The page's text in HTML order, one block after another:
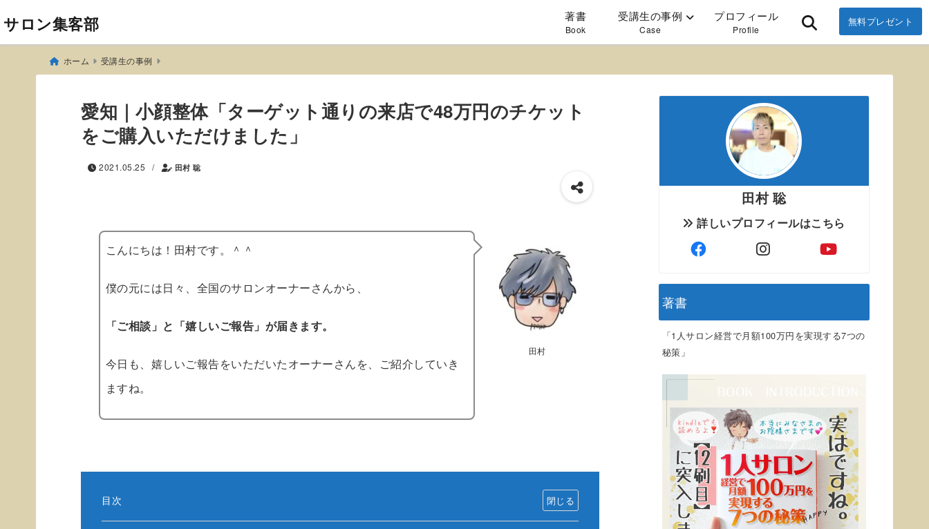
サロン集客部 著書
Book
受講生の事例
Case
プロフィール
Profile
無料プレゼント
ホーム 受講生の事例
愛知｜小顔整体「ターゲット通りの来店で48万円のチケット
をご購入いただけました」
2021.05.25 / 田村 聡
田村
こんにちは！田村です。＾＾
僕の元には日々、全国のサロンオーナーさんから、
「ご相談」と「嬉しいご報告」が届きます。
今日も、嬉しいご報告をいただいたオーナーさんを、ご紹介していき
ますね。
目次
田村 聡
詳しいプロフィールはこちら
著書
「1人サロン経営で月額100万円を実現する7つの
秘策」